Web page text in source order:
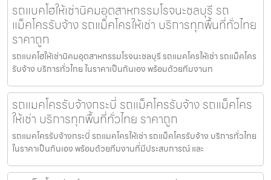
รถแบคโฮให้เช่านิคมอุตสาหกรรมโรจนะชลบุรี รถ
แม็คโครรับจ้าง รถแม็คโครให้เช่า บริการทุกพื้นที่ทั่วไทย
ราคาถูก
รถแบคโฮให้เช่านิคมอุตสาหกรรมโรจนะชลบุรี รถแมคโครให้เช่า รถแม็คโคร
รับจ้าง บริการทั่วไทย ในราคาเป็นกันเอง พร้อมด้วยทีมงานท
รถแมคโครรับจ้างกระบี่ รถแม็คโครรับจ้าง รถแม็คโคร
ให้เช่า บริการทุกพื้นที่ทั่วไทย ราคาถูก
รถแมคโครรับจ้างกระบี่ รถแมคโครให้เช่า รถแม็คโครรับจ้าง บริการทั่วไทย
ในราคาเป็นกันเอง พร้อมด้วยทีมงานที่มีประสบการณ์ และ